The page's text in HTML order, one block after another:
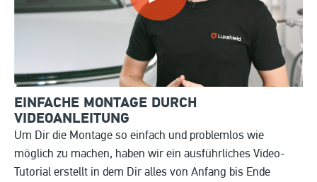
EINFACHE MONTAGE DURCH
VIDEOANLEITUNG
Um Dir die Montage so einfach und problemlos wie
möglich zu machen, haben wir ein ausführliches Video-
Tutorial erstellt in dem Dir alles von Anfang bis Ende